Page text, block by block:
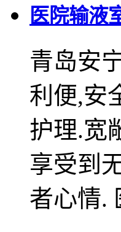
医院输液
青岛安
利便,安
护理.宽
享受到
者心情.